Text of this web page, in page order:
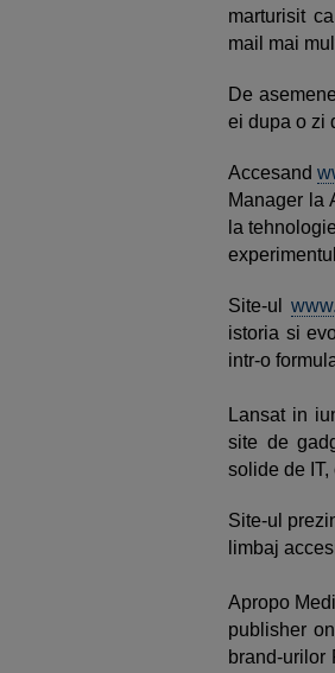
marturisit
mail mai
De
ei dupa o zi
Accesand
Manager la
la
Site-ul
istoria si
intr-o
Lansat in
site de
solide de
Site-ul
limbaj
Apropo
publisher
brand-urilor